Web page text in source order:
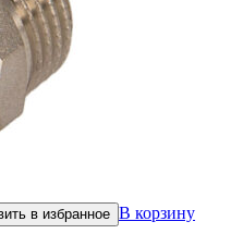
в избранное В корзину